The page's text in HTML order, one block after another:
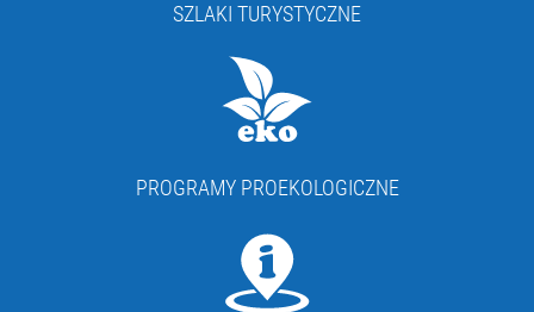
SZLAKI TURYSTYCZNE
PROGRAMY PROEKOLOGICZNE